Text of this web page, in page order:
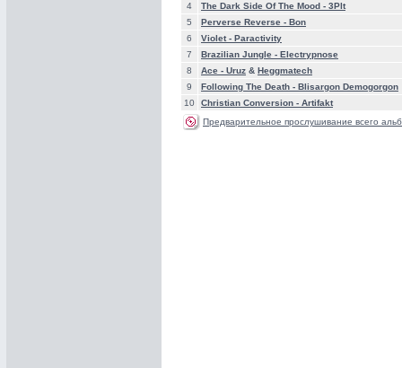
4
The Dark Side Of The Mood - 3Plt
5
Perverse Reverse - Bon
6
Violet - Paractivity
7
Brazilian Jungle - Electrypnose
8
Ace - Uruz & Heggmatech
9
Following The Death - Blisargon Demogorgon
10
Christian Conversion - Artifakt
Предварительное прослушивание всего